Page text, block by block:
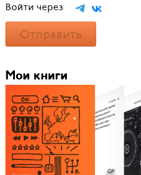
Войти через
Отправить
Мои книги